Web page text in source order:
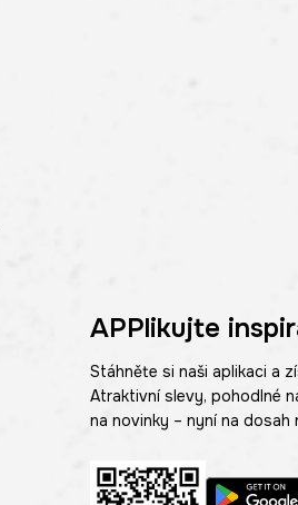
APPlikujte
Stáhněte si naši aplikaci a
Atraktivní slevy, pohodlné
na novinky – nyní na dosah